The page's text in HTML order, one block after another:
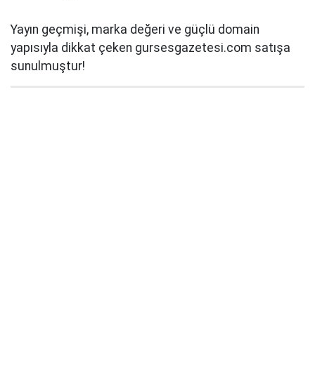
Yayın geçmişi, marka değeri ve güçlü domain
yapısıyla dikkat çeken gursesgazetesi.com satışa
sunulmuştur!